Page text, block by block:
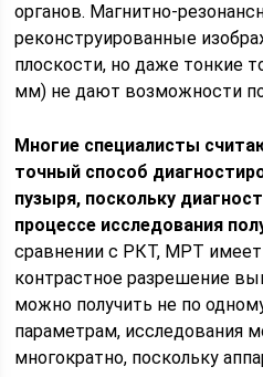
органов. Магнитно-
реконструированные
плоскости, но даже тонкие
мм) не дают возможности
Многие специалисты
точный способ
пузыря, поскольку
процессе исследования
сравнении с РКТ, МРТ
контрастное разрешение
можно получить не по
параметрам, исследования
многократно, поскольку